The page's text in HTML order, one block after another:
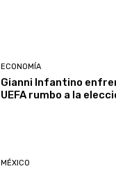
ECONOMÍA
Gianni Infantino
UEFA rumbo a la
MÉXICO